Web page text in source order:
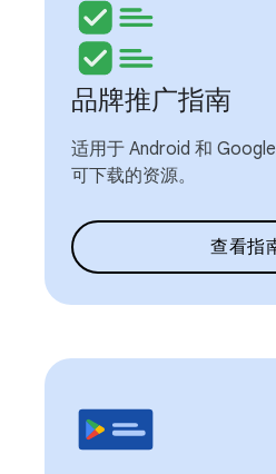
品牌推广指南
适用于 Android 和
可下载的资源。
查看指